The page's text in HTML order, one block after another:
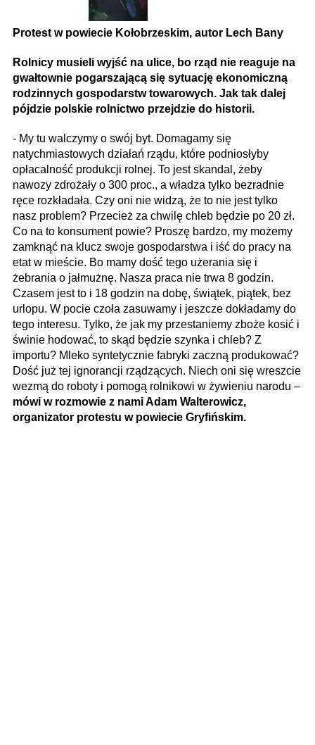
Protest w powiecie Kołobrzeskim, autor Lech Bany
Rolnicy musieli wyjść na ulice, bo rząd nie reaguje na
gwałtownie pogarszającą się sytuację ekonomiczną
rodzinnych gospodarstw towarowych. Jak tak dalej
pójdzie polskie rolnictwo przejdzie do historii.
- My tu walczymy o swój byt. Domagamy się
natychmiastowych działań rządu, które podniosłyby
opłacalność produkcji rolnej. To jest skandal, żeby
nawozy zdrożały o 300 proc., a władza tylko bezradnie
ręce rozkładała. Czy oni nie widzą, że to nie jest tylko
nasz problem? Przecież za chwilę chleb będzie po 20 zł.
Co na to konsument powie? Proszę bardzo, my możemy
zamknąć na klucz swoje gospodarstwa i iść do pracy na
etat w mieście. Bo mamy dość tego użerania się i
żebrania o jałmużnę. Nasza praca nie trwa 8 godzin.
Czasem jest to i 18 godzin na dobę, świątek, piątek, bez
urlopu. W pocie czoła zasuwamy i jeszcze dokładamy do
tego interesu. Tylko, że jak my przestaniemy zboże kosić i
świnie hodować, to skąd będzie szynka i chleb? Z
importu? Mleko syntetycznie fabryki zaczną produkować?
Dość już tej ignorancji rządzących. Niech oni się wreszcie
wezmą do roboty i pomogą rolnikowi w żywieniu narodu –
mówi w rozmowie z nami Adam Walterowicz,
organizator protestu w powiecie Gryfińskim.